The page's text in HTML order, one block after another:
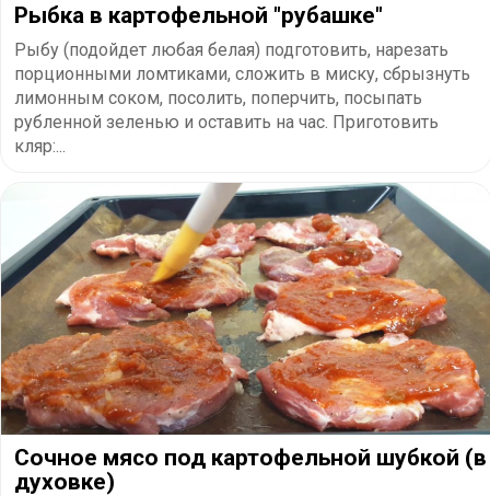
Рыбка в картофельной "рубашке"
Рыбу (подойдет любая белая) подготовить, нарезать
порционными ломтиками, сложить в миску, сбрызнуть
лимонным соком, посолить, поперчить, посыпать
рубленной зеленью и оставить на час. Приготовить
кляр:...
Сочное мясо под картофельной шубкой (в
духовке)